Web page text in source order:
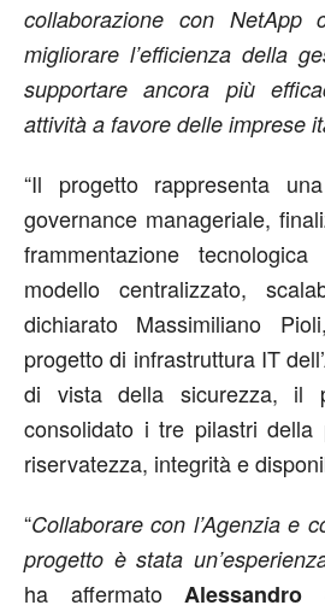
collaborazione con
migliorare l’efficienza della
supportare ancora più
attività a favore delle imprese
“Il progetto rappresenta
governance manageriale,
frammentazione
modello centralizzato,
dichiarato Massimiliano
progetto di infrastruttura IT
di vista della sicurezza, il
consolidato i tre pilastri della
riservatezza, integrità e
“Collaborare con l’Agenzia e
progetto è stata
ha affermato